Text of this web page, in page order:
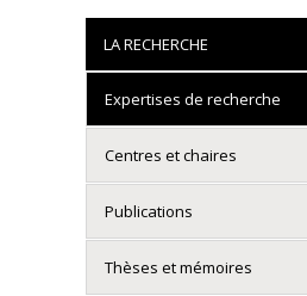
LA RECHERCHE
Expertises de recherche
Centres et chaires
Publications
Thèses et mémoires